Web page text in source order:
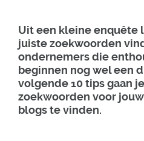
Uit een kleine enquête
juiste zoekwoorden
ondernemers die
beginnen nog wel een
volgende 10 tips gaan
zoekwoorden voor
blogs te vinden.